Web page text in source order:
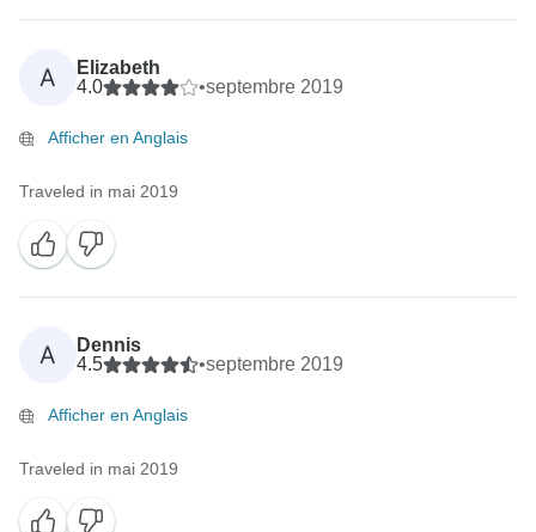
A
Elizabeth
4.0
•septembre 2019
Afficher en Anglais
Traveled in mai 2019
A
Dennis
4.5
•septembre 2019
Afficher en Anglais
Traveled in mai 2019